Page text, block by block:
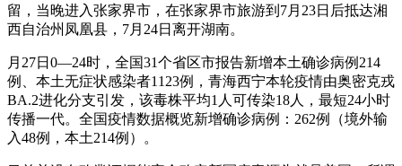
留，当晚进入张家界市，在张家界市旅游到7月23日后抵达湘
西自治州凤凰县，7月24日离开湖南。
月27日0—24时，全国31个省区市报告新增本土确诊病例214
例、本土无症状感染者1123例，青海西宁本轮疫情由奥密克戎
BA.2进化分支引发，该毒株平均1人可传染18人，最短24小时
传播一代。全国疫情数据概览新增确诊病例：262例（境外输
入48例，本土214例）。